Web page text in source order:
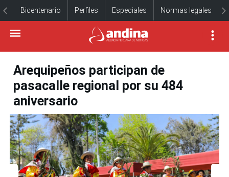
Bicentenario Perfiles Especiales Normas legales
Arequipeños participan de
pasacalle regional por su 484
aniversario